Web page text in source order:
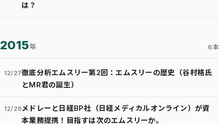
は？
2015年 6本
12/27徹底分析エムスリー第2回：エムスリーの歴史（谷村格氏
とMR君の誕生）
12/26メドレーと日経BP社（日経メディカルオンライン）が資
本業務提携！目指すは次のエムスリーか。